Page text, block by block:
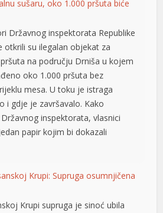
sušaru, oko 1.000 pršuta biće
Državnog inspektorata Republike
otkrili su ilegalan objekat za
na području Drniša u kojem
oko 1.000 pršuta bez
mesa. U toku je istraga
i gdje je završavalo. Kako
inspektorata, vlasnici
papir kojim bi dokazali
Krupi: Supruga osumnjičena
Krupi supruga je sinoć ubila